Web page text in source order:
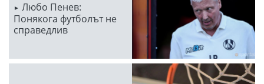
Любо Пенев:
Понякога футболът не
справедлив